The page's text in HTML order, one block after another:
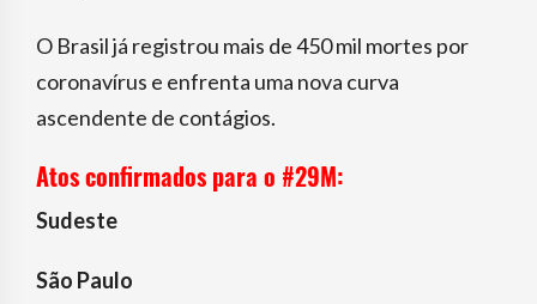
O Brasil já registrou mais de 450 mil mortes por
coronavírus e enfrenta uma nova curva
ascendente de contágios.
Atos confirmados para o #29M:
Sudeste
São Paulo